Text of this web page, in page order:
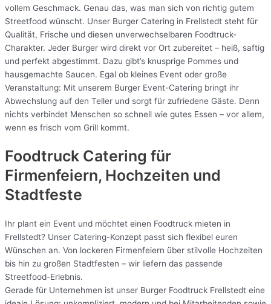
vollem Geschmack. Genau das, was man sich von richtig gutem
Streetfood wünscht. Unser Burger Catering in Frellstedt steht für
Qualität, Frische und diesen unverwechselbaren Foodtruck-
Charakter. Jeder Burger wird direkt vor Ort zubereitet – heiß, saftig
und perfekt abgestimmt. Dazu gibt’s knusprige Pommes und
hausgemachte Saucen. Egal ob kleines Event oder große
Veranstaltung: Mit unserem Burger Event-Catering bringt ihr
Abwechslung auf den Teller und sorgt für zufriedene Gäste. Denn
nichts verbindet Menschen so schnell wie gutes Essen – vor allem,
wenn es frisch vom Grill kommt.
Foodtruck Catering für
Firmenfeiern, Hochzeiten und
Stadtfeste
Ihr plant ein Event und möchtet einen Foodtruck mieten in
Frellstedt? Unser Catering-Konzept passt sich flexibel euren
Wünschen an. Von lockeren Firmenfeiern über stilvolle Hochzeiten
bis hin zu großen Stadtfesten – wir liefern das passende
Streetfood-Erlebnis.
Gerade für Unternehmen ist unser Burger Foodtruck Frellstedt eine